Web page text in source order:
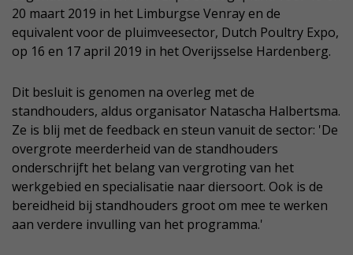
20 maart 2019 in het Limburgse Venray en de
equivalent voor de pluimveesector, Dutch Poultry Expo,
op 16 en 17 april 2019 in het Overijsselse Hardenberg.
Dit besluit is genomen na overleg met de
standhouders, aldus organisator Natascha Halbertsma.
Ze is blij met de feedback en steun vanuit de sector: 'De
overgrote meerderheid van de standhouders
onderschrijft het belang van vergroting van het
werkgebied en specialisatie naar diersoort. Ook is de
bereidheid bij standhouders groot om mee te werken
aan verdere invulling van het programma.'